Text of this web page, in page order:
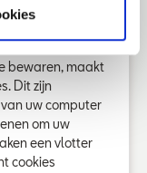
te klikken.
bewaren, maakt
Dit zijn
uw computer
om uw
een vlotter
cookies